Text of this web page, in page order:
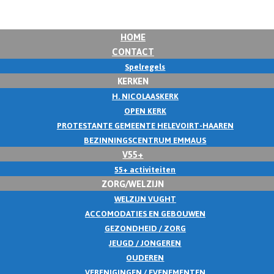
HOME
CONTACT
Spelregels
KERKEN
H. NICOLAASKERK
OPEN KERK
PROTESTANTE GEMEENTE HELEVOIRT-HAAREN
BEZINNINGSCENTRUM EMMAUS
V55+
55+ activiteiten
ZORG/WELZIJN
WELZIJN VUGHT
ACCOMODATIES EN GEBOUWEN
GEZONDHEID / ZORG
JEUGD / JONGEREN
OUDEREN